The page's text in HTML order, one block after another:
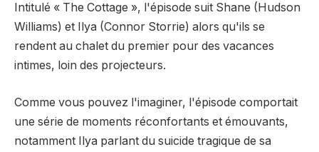
Intitulé « The Cottage », l'épisode suit Shane (Hudson
Williams) et Ilya (Connor Storrie) alors qu'ils se
rendent au chalet du premier pour des vacances
intimes, loin des projecteurs.
Comme vous pouvez l'imaginer, l'épisode comportait
une série de moments réconfortants et émouvants,
notamment Ilya parlant du suicide tragique de sa